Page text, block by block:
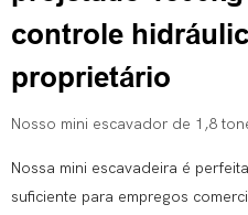
controle
proprietário
Nosso mini escavador de 1,8
Nossa mini escavadeira é
suficiente para empregos